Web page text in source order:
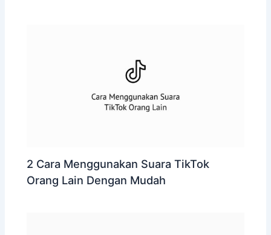
2 Cara Menggunakan Suara TikTok
Orang Lain Dengan Mudah